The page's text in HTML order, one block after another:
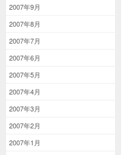
2007年9月
2007年8月
2007年7月
2007年6月
2007年5月
2007年4月
2007年3月
2007年2月
2007年1月